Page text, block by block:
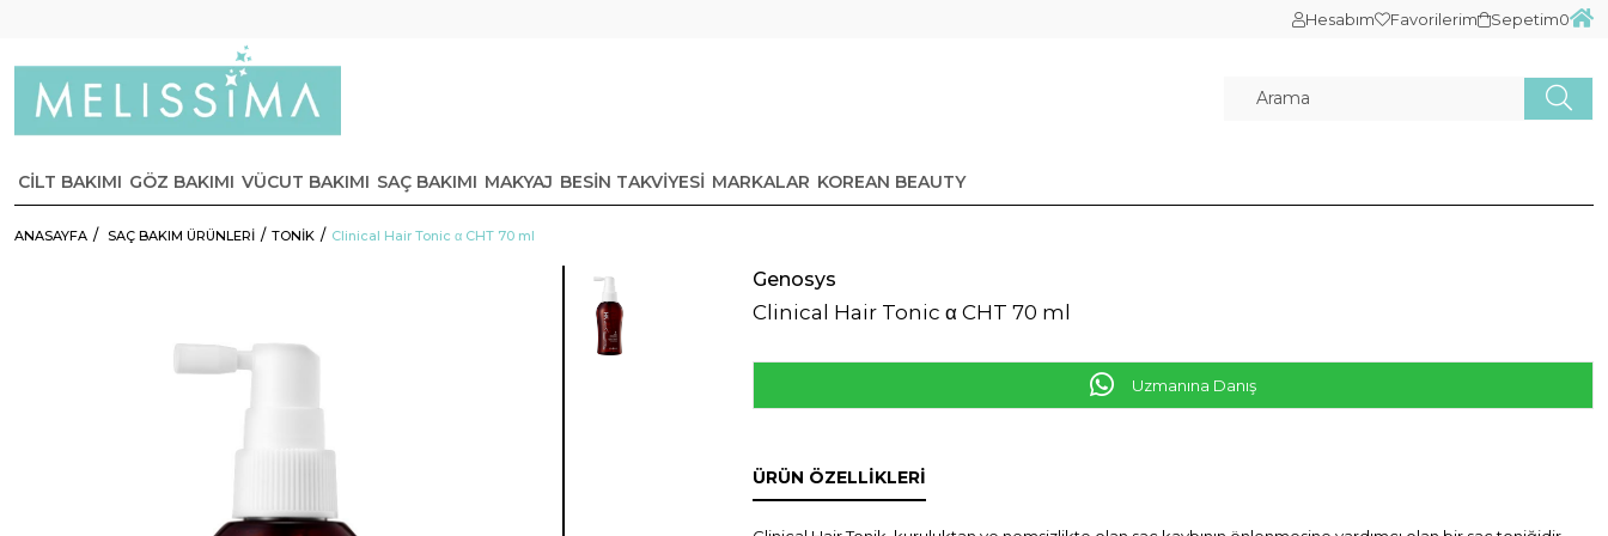
Hesabım Favorilerim Sepetim0
CİLT BAKIMI GÖZ BAKIMI VÜCUT BAKIMI SAÇ BAKIMI MAKYAJ BESİN TAKVİYESİ MARKALAR KOREAN BEAUTY
ANASAYFA SAÇ BAKIM ÜRÜNLERİ TONİK Clinical Hair Tonic α CHT 70 ml
Clinical Hair Tonic α CHT 70 ml
Genosys
Uzmanına Danış
ÜRÜN ÖZELLIKLERI